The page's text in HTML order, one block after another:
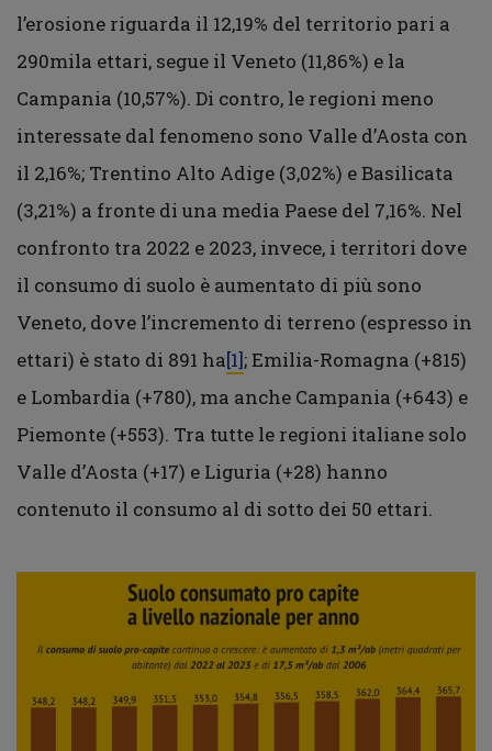
l’erosione riguarda il 12,19% del territorio pari a
290mila ettari, segue il Veneto (11,86%) e la
Campania (10,57%). Di contro, le regioni meno
interessate dal fenomeno sono Valle d’Aosta con
il 2,16%; Trentino Alto Adige (3,02%) e Basilicata
(3,21%) a fronte di una media Paese del 7,16%. Nel
confronto tra 2022 e 2023, invece, i territori dove
il consumo di suolo è aumentato di più sono
Veneto, dove l’incremento di terreno (espresso in
ettari) è stato di 891 ha[1]; Emilia-Romagna (+815)
e Lombardia (+780), ma anche Campania (+643) e
Piemonte (+553). Tra tutte le regioni italiane solo
Valle d’Aosta (+17) e Liguria (+28) hanno
contenuto il consumo al di sotto dei 50 ettari.